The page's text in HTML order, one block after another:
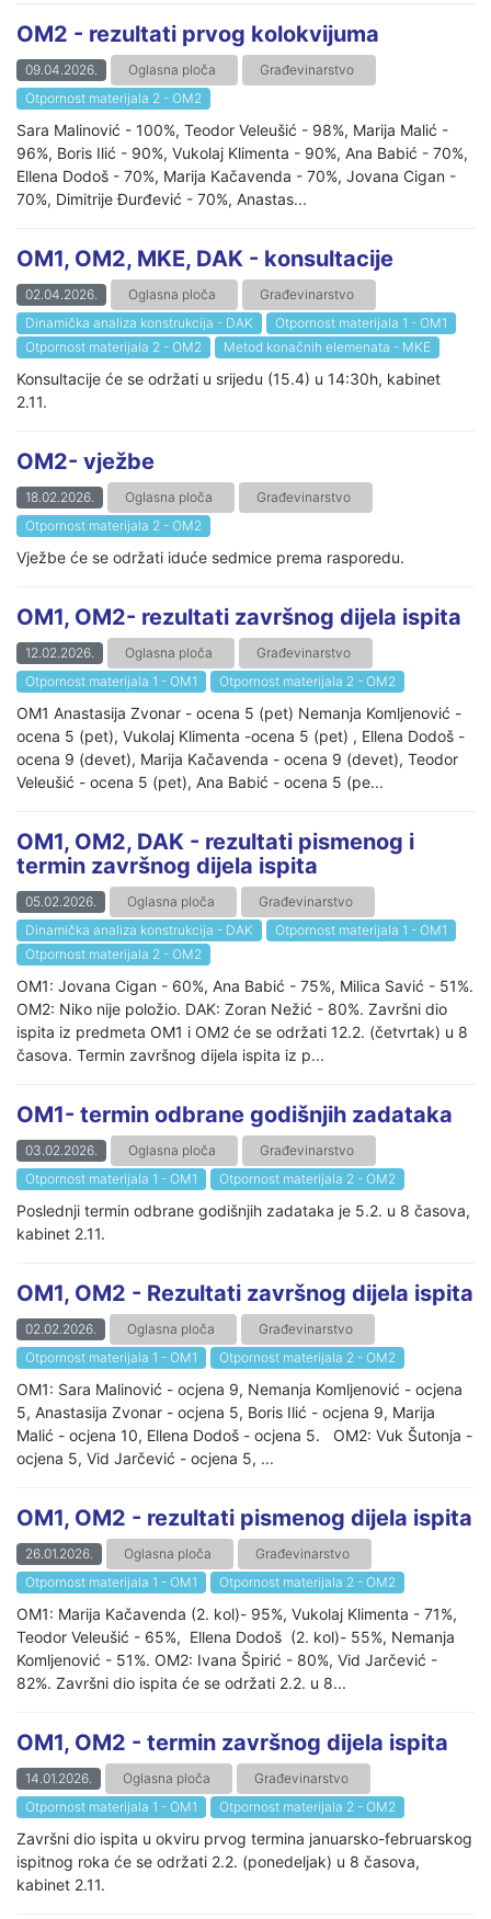
OM2 - rezultati prvog kolokvijuma
09.04.2026. Oglasna ploča
Građevinarstvo
Otpornost materijala 2 - OM2
Sara Malinović - 100%, Teodor Veleušić - 98%, Marija Malić -
96%, Boris Ilić - 90%, Vukolaj Klimenta - 90%, Ana Babić - 70%,
Ellena Dodoš - 70%, Marija Kačavenda - 70%, Jovana Cigan -
70%, Dimitrije Đurđević - 70%, Anastas...
OM1, OM2, MKE, DAK - konsultacije
02.04.2026. Oglasna ploča
Građevinarstvo
Dinamička analiza konstrukcija - DAK
Otpornost materijala 1 - OM1
Otpornost materijala 2 - OM2
Metod konačnih elemenata - MKE
Konsultacije će se održati u srijedu (15.4) u 14:30h, kabinet
2.11.
OM2- vježbe
18.02.2026. Oglasna ploča
Građevinarstvo
Otpornost materijala 2 - OM2
Vježbe će se održati iduće sedmice prema rasporedu.
OM1, OM2- rezultati završnog dijela ispita
12.02.2026. Oglasna ploča
Građevinarstvo
Otpornost materijala 1 - OM1
Otpornost materijala 2 - OM2
OM1 Anastasija Zvonar - ocena 5 (pet) Nemanja Komljenović -
ocena 5 (pet), Vukolaj Klimenta -ocena 5 (pet) , Ellena Dodoš -
ocena 9 (devet), Marija Kačavenda - ocena 9 (devet), Teodor
Veleušić - ocena 5 (pet), Ana Babić - ocena 5 (pe...
OM1, OM2, DAK - rezultati pismenog i
termin završnog dijela ispita
05.02.2026. Oglasna ploča
Građevinarstvo
Dinamička analiza konstrukcija - DAK
Otpornost materijala 1 - OM1
Otpornost materijala 2 - OM2
OM1: Jovana Cigan - 60%, Ana Babić - 75%, Milica Savić - 51%.
OM2: Niko nije položio. DAK: Zoran Nežić - 80%. Završni dio
ispita iz predmeta OM1 i OM2 će se održati 12.2. (četvrtak) u 8
časova. Termin završnog dijela ispita iz p...
OM1- termin odbrane godišnjih zadataka
03.02.2026. Oglasna ploča
Građevinarstvo
Otpornost materijala 1 - OM1
Otpornost materijala 2 - OM2
Poslednji termin odbrane godišnjih zadataka je 5.2. u 8 časova,
kabinet 2.11.
OM1, OM2 - Rezultati završnog dijela ispita
02.02.2026. Oglasna ploča
Građevinarstvo
Otpornost materijala 1 - OM1
Otpornost materijala 2 - OM2
OM1: Sara Malinović - ocjena 9, Nemanja Komljenović - ocjena
5, Anastasija Zvonar - ocjena 5, Boris Ilić - ocjena 9, Marija
Malić - ocjena 10, Ellena Dodoš - ocjena 5. OM2: Vuk Šutonja -
ocjena 5, Vid Jarčević - ocjena 5, ...
OM1, OM2 - rezultati pismenog dijela ispita
26.01.2026. Oglasna ploča
Građevinarstvo
Otpornost materijala 1 - OM1
Otpornost materijala 2 - OM2
OM1: Marija Kačavenda (2. kol)- 95%, Vukolaj Klimenta - 71%,
Teodor Veleušić - 65%, Ellena Dodoš (2. kol)- 55%, Nemanja
Komljenović - 51%. OM2: Ivana Špirić - 80%, Vid Jarčević -
82%. Završni dio ispita će se održati 2.2. u 8...
OM1, OM2 - termin završnog dijela ispita
14.01.2026. Oglasna ploča
Građevinarstvo
Otpornost materijala 1 - OM1
Otpornost materijala 2 - OM2
Završni dio ispita u okviru prvog termina januarsko-februarskog
ispitnog roka će se održati 2.2. (ponedeljak) u 8 časova,
kabinet 2.11.